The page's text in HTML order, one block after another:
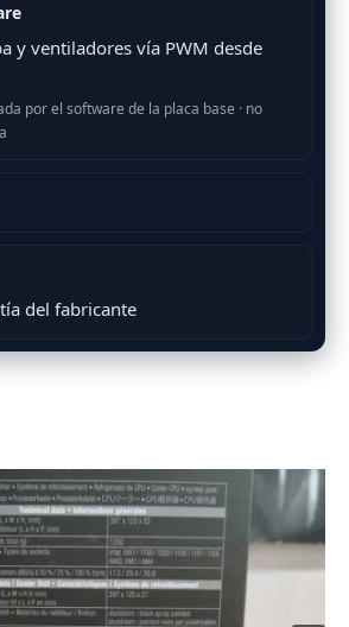
y ventiladores vía PWM desde
por el software de la placa base · no
del fabricante